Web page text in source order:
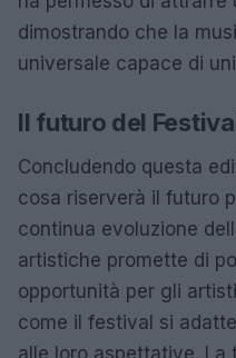
dimostrando che la
universale capace di
Il futuro del
Concludendo questa
cosa riserverà il futuro
continua evoluzione
artistiche promette di
opportunità per gli
come il festival si
alle loro aspettative. La